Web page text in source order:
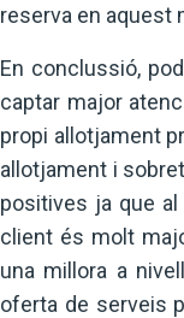
reserva en aquest
En conclussió,
captar major
propi allotjament
allotjament i
positives ja que
client és molt
una millora a
oferta de serveis